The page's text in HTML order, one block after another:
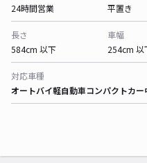
24時間営業
平置き
長さ
584cm 以下
車幅
254cm 以
対応車種
オートバイ軽自動車コンパクトカー